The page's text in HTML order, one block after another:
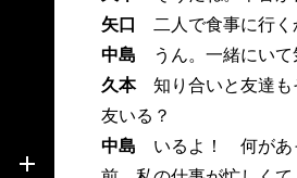
矢口
二人で食事に行く
中島 うん。一緒にいて
久本知り合いと友達も
友いる？
中島 いるよ！ 何があ